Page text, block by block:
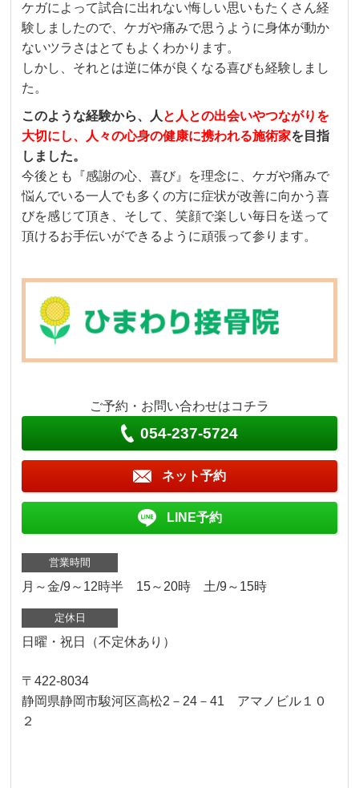
ケガによって試合に出れない悔しい思いもたくさん経
験しましたので、ケガや痛みで思うように身体が動か
ないツラさはとてもよくわかります。
しかし、それとは逆に体が良くなる喜びも経験しまし
た。
このような経験から、人と人との出会いやつながりを
大切にし、人々の心身の健康に携われる施術家を目指
しました。
今後とも『感謝の心、喜び』を理念に、ケガや痛みで
悩んでいる一人でも多くの方に症状が改善に向かう喜
びを感じて頂き、そして、笑顔で楽しい毎日を送って
頂けるお手伝いができるように頑張って参ります。
ご予約・お問い合わせはコチラ
054-237-5724
ネット予約
LINE予約
営業時間
月～金/9～12時半 15～20時 土/9～15時
定休日
日曜・祝日（不定休あり）
〒422-8034
静岡県静岡市駿河区高松2－24－41 アマノビル１０
２